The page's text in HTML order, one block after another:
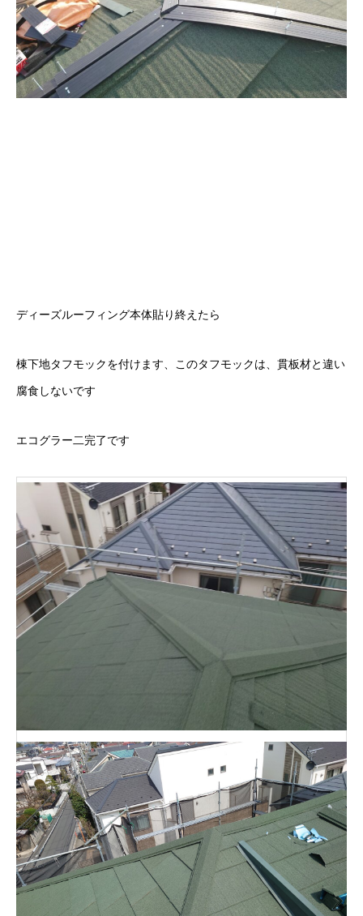
HOME
業務内容
料金
施工の流れ
施工例
ディーズルーフィング本体貼り終えたら
棟下地タフモックを付けます、このタフモックは、貫板材と違い
腐食しないです
エコグラー二完了です